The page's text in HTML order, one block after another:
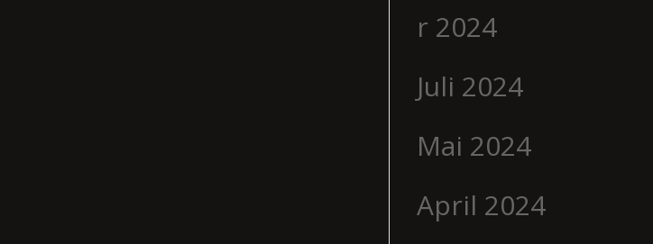
r 2024
Juli 2024
Mai 2024
April 2024